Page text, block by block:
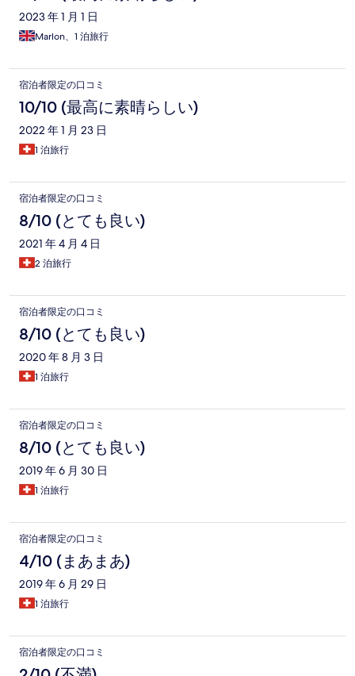
2023 年 1 月 1 日
Marlon、1 泊旅行
宿泊者限定の口コミ
10/10 (最高に素晴らしい)
2022 年 1 月 23 日
1 泊旅行
宿泊者限定の口コミ
8/10 (とても良い)
2021 年 4 月 4 日
2 泊旅行
宿泊者限定の口コミ
8/10 (とても良い)
2020 年 8 月 3 日
1 泊旅行
宿泊者限定の口コミ
8/10 (とても良い)
2019 年 6 月 30 日
1 泊旅行
宿泊者限定の口コミ
4/10 (まあまあ)
2019 年 6 月 29 日
1 泊旅行
宿泊者限定の口コミ